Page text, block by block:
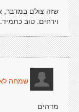
שזה צולם במדבר,
וירחים. טוב
שמחה
מדהים